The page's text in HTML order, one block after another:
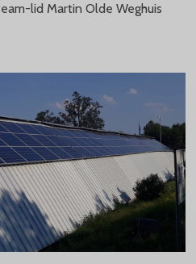
lid Martin Olde Weghuis